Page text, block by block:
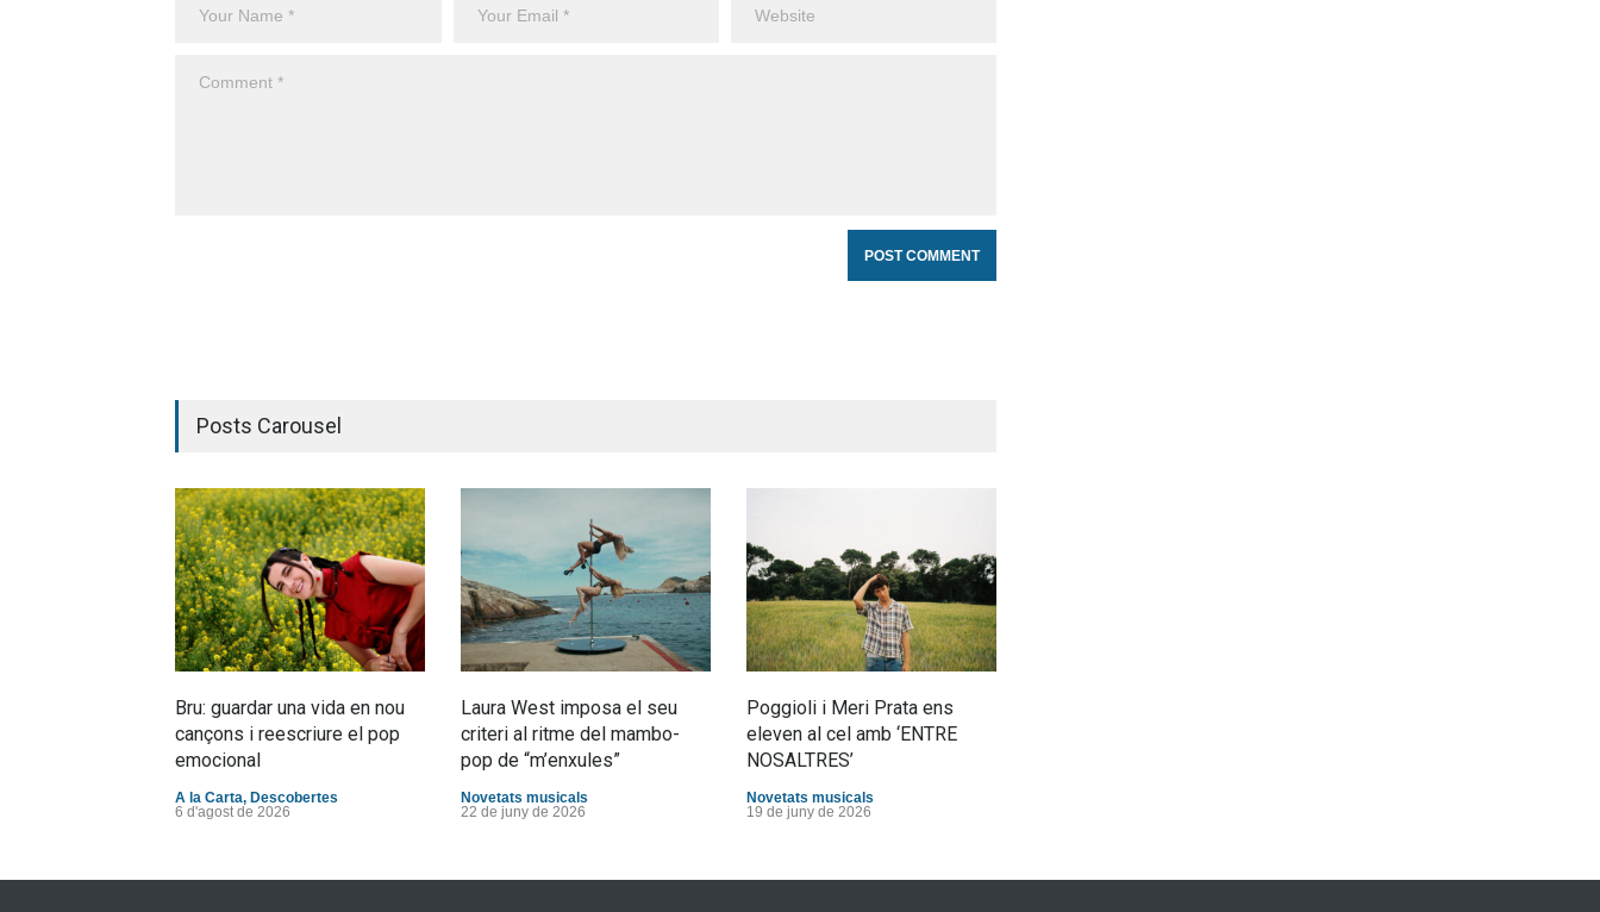
Posts Carousel
Bru: guardar una vida en nou
cançons i reescriure el pop
emocional
A la Carta, Descobertes
6 d'agost de 2026
Laura West imposa el seu
criteri al ritme del mambo-
pop de “m’enxules”
Novetats musicals
22 de juny de 2026
Poggioli i Meri Prata ens
eleven al cel amb ‘ENTRE
NOSALTRES’
Novetats musicals
19 de juny de 2026